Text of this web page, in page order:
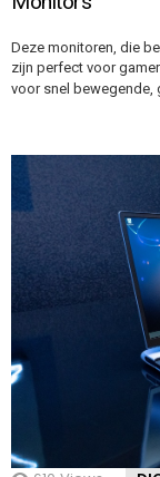
Deze monitoren, die
zijn perfect voor
voor snel bewegende,